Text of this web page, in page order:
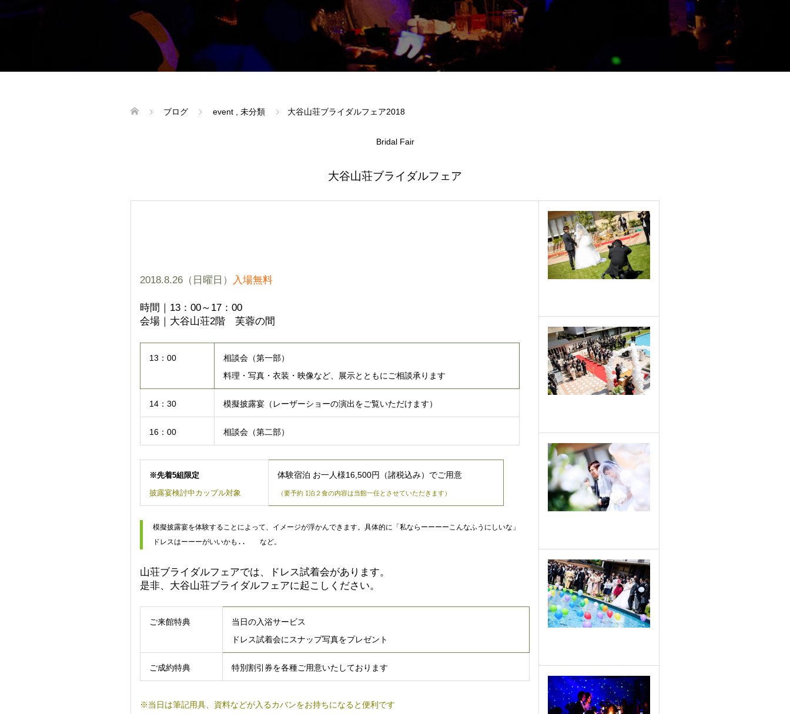
ブログ event 未分類 大谷山荘ブライダルフェア2018
Bridal Fair
大谷山荘ブライダルフェア
2018.8.26（日曜日） 入場無料
時間｜13：00～17：00
会場｜大谷山荘2階 芙蓉の間
13：00
相談会（第一部）
料理・写真・衣装・映像など、展示とともにご相談承ります
14：30 模擬披露宴（レーザーショーの演出をご覧いただけます）
16：00 相談会（第二部）
※先着5組限定
披露宴検討中カップル対象
体験宿泊 お一人様16,500円（諸税込み）でご用意
（要予約 1泊２食の内容は当館一任とさせていただきます）
模擬披露宴を体験することによって、イメージが浮かんできます。具体的に「私ならーーーーこんなふうにしいな」
ドレスはーーーがいいかも..　　など。
山荘ブライダルフェアでは、ドレス試着会があります。
是非、大谷山荘ブライダルフェアに起こしください。
ご来館特典
当日の入浴サービス
ドレス試着会にスナップ写真をプレゼント
ご成約特典 特別割引券を各種ご用意いたしております
※当日は筆記用具、資料などが入るカバンをお持ちになると便利です